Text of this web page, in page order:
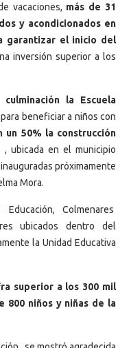
vacaciones, más de 31
y acondicionados en
garantizar el inicio del
inversión superior a los
la Escuela
beneficiar a niños con
un 50% la construcción
, ubicada en el municipio
próximamente
Mora.
Colmenares
ubicados dentro del
la Unidad Educativa
superior a los 300 mil
800 niños y niñas de la